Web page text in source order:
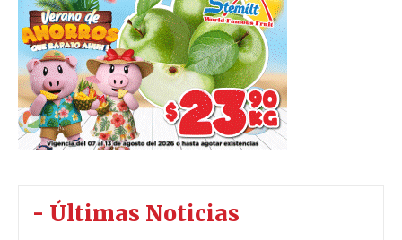
- Últimas Noticias